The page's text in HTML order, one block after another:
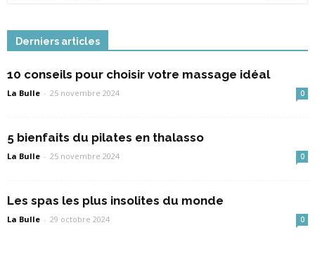
Derniers articles
10 conseils pour choisir votre massage idéal
La Bulle - 25 novembre 2024 0
5 bienfaits du pilates en thalasso
La Bulle - 25 novembre 2024 0
Les spas les plus insolites du monde
La Bulle - 29 octobre 2024 0